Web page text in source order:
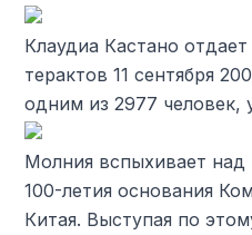
Клаудиа Кастано
терактов 11 сентября
одним из 2977 человек,
Молния вспыхивает
100-летия основания
Китая. Выступая по